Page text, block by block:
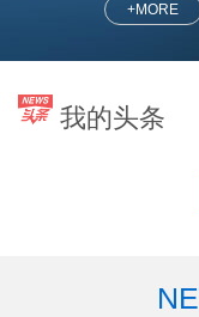
+MORE
我的头条